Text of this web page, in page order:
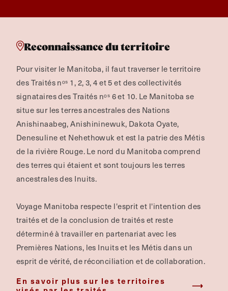
Reconnaissance du territoire
Pour visiter le Manitoba, il faut traverser le territoire
des Traités nᵒˢ 1, 2, 3, 4 et 5 et des collectivités
signataires des Traités nᵒˢ 6 et 10. Le Manitoba se
situe sur les terres ancestrales des Nations
Anishinaabeg, Anishininewuk, Dakota Oyate,
Denesuline et Nehethowuk et est la patrie des Métis
de la rivière Rouge.Le nord du Manitoba comprend
des terres qui étaient et sont toujours les terres
ancestrales des Inuits.
Voyage Manitoba respecte l'esprit et l'intention des
traités et de la conclusion de traités et reste
déterminé à travailler en partenariat avec les
Premières Nations, les Inuits et les Métis dans un
esprit de vérité, de réconciliation et de collaboration.
En savoir plus sur les territoires